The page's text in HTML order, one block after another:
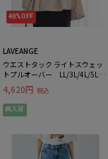
40%OFF
LAVEANGE
ウエストタック ライトスウェッ
トプルオーバー LL/3L/4L/5L
オンオフ兼用 ラビアンジェ
4,620円 税込
再入荷